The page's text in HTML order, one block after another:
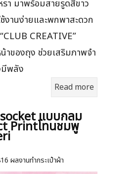
า มาพร้อมสายรูดสีขาว
งานง่ายและพกพาสะดวก
CREATIVE”
าของถุง ช่วยเสริมภาพจำ
มีพลัง
Read more
แบบกลม
Printโทนชมพู
ผลงานทำกระเป๋าผ้า